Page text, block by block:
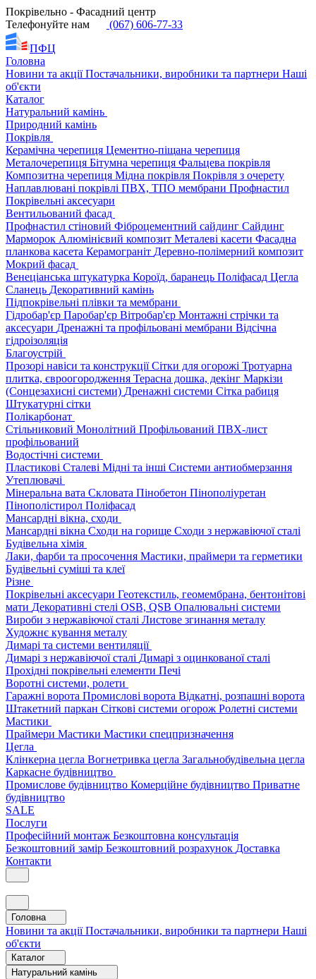
Покрівельно - Фасадний центр
Телефонуйте нам
(067) 606-77-33
ПФЦ
Головна
Новини та акціїПостачальники, виробники та партнери Наші
об'єкти
Каталог
Натуральний камінь
Природний камінь
Покрівля
Керамічна черепиця Цементно-піщана черепиця
Металочерепиця Бітумна черепиця Фальцева покрівля
Композитна черепиця Мідна покрівля Покрівля з очерету
Наплавлювані покрівлі ПВХ, ТПО мембрани Профнастил
Покрівельні аксесуари
Вентильований фасад
Профнастил стіновий Фіброцементний сайдинг Сайдинг
Марморок Алюмінієвий композит Металеві касети Фасадна
планкова касета Керамограніт Деревно-полімерний композит
Мокрий фасад
Венеціанська штукатурка Короїд, баранець Поліфасад Цегла
Сланець Декоративний камінь
Підпокрівельні плівки та мембрани
Гідробар'єр Паробар'єр Вітробар'єр Монтажні стрічки та
аксесуари Дренажні та профільовані мембрани Відсічна
гідроізоляція
Благоустрій
Прозорі навіси та конструкціїСітки для огорожі Тротуарна
плитка, євроогородження Терасна дошка, декінг Маркізи
(Сонцезахисні системи) Дренажні системи Сітка рабиця
Штукатурні сітки
Полікарбонат
Стільниковий Монолітний Профільований ПВХ-лист
профільований
Водостічні системи
Пластикові Сталеві Мідні та інші Системи антиобмерзання
Утеплювачі
Мінеральна вата Скловата Пінобетон Пінополіуретан
Пінополістирол Поліфасад
Мансардні вікна, сходи
Мансардні вікна Сходи на горище Сходи з нержавіючої сталі
Будівельна хімія
Лаки, фарби та просочення Мастики, праймери та герметики
Будівельні суміші та клеї
Різне
Покрівельні аксесуари Геотекстиль, геомембрана, бентонітові
мати Декоративні стелі OSB, QSB Опалювальні системи
Вироби з нержавіючої сталі Листове згинання металу
Художнє кування металу
Димарі та системи вентиляції
Димарі з нержавіючої сталі Димарі з оцинкованої сталі
Прохідні покрівельні елементи Печі
Воротні системи, ролети
Гаражні ворота Промислові ворота Відкатні, розпашні ворота
Штакетний паркан Сіткові системи огорож Ролетні системи
Мастики
Праймери Мастики Мастики спецпризначення
Цегла
Клінкерна цегла Вогнетривка цегла Загальнобудівельна цегла
Каркасне будівництво
Промислове будівництво Комерційне будівництво Приватне
будівництво
SALE
Послуги
Професійний монтаж Безкоштовна консультація
Безкоштовний замір Безкоштовний розрахунок Доставка
Контакти
Головна
Новини та акціїПостачальники, виробники та партнери Наші
об'єкти
Каталог
Натуральний камінь